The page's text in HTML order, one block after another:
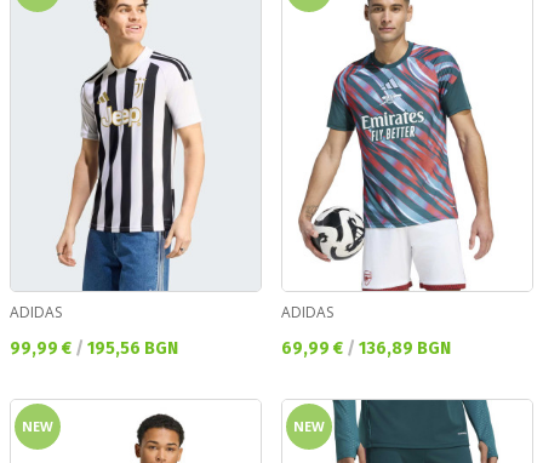
ADIDAS
Текуща цена:
99,99 € / 195,56 BGN
ADIDAS
Текуща цена:
69,99 € / 136,89 BGN
NEW NEW